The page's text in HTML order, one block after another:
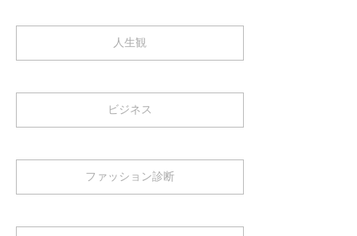
人生観
ビジネス
ファッション診断